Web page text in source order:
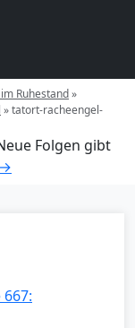
Ruhestand»
»tatort-racheengel-
Folgen gibt